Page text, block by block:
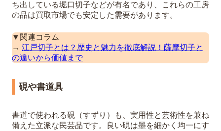
ち出している堀口切子などが有名であり、これらの工房
の品は買取市場でも安定した需要があります。
▼関連コラム
→ 江戸切子とは？歴史と魅力を徹底解説！薩摩切子と
の違いから価値まで
硯や書道具
書道で使われる硯（すずり）も、実用性と芸術性を兼ね
備えた立派な民芸品です。良い硯は墨を細かく均一にす